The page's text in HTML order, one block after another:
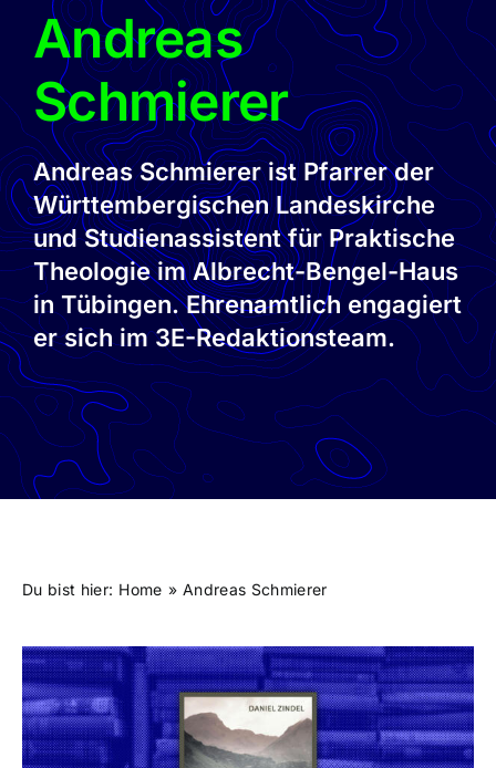
Über uns
Unterstütze uns
Andreas
Schmierer
Andreas Schmierer ist Pfarrer der
Württembergischen Landeskirche
und Studienassistent für Praktische
Theologie im Albrecht-Bengel-Haus
in Tübingen. Ehrenamtlich engagiert
er sich im 3E-Redaktionsteam.
Du bist hier: Home Andreas Schmierer